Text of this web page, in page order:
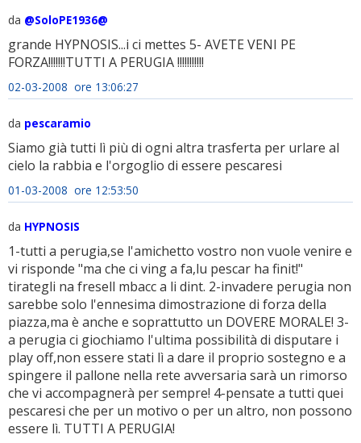
da @SoloPE1936@
grande HYPNOSIS...i ci mettes 5- AVETE VENI PE
FORZA!!!!!!!TUTTI A PERUGIA !!!!!!!!!!!
02-03-2008 ore 13:06:27
da pescaramio
Siamo già tutti lì più di ogni altra trasferta per urlare al
cielo la rabbia e l'orgoglio di essere pescaresi
01-03-2008 ore 12:53:50
da HYPNOSIS
1-tutti a perugia,se l'amichetto vostro non vuole venire e
vi risponde "ma che ci ving a fa,lu pescar ha finit!"
tirategli na fresell mbacc a li dint. 2-invadere perugia non
sarebbe solo l'ennesima dimostrazione di forza della
piazza,ma è anche e soprattutto un DOVERE MORALE! 3-
a perugia ci giochiamo l'ultima possibilità di disputare i
play off,non essere stati lì a dare il proprio sostegno e a
spingere il pallone nella rete avversaria sarà un rimorso
che vi accompagnerà per sempre! 4-pensate a tutti quei
pescaresi che per un motivo o per un altro, non possono
essere lì. TUTTI A PERUGIA!